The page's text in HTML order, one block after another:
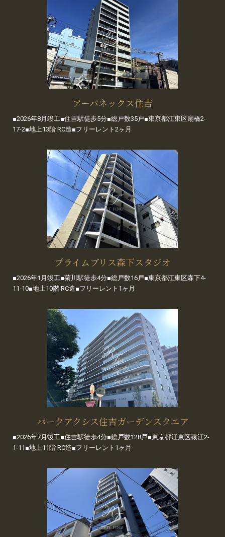
アーバネックス住吉
■2026年8月竣工■住吉駅徒歩5分■総戸数35戸■東京都江東区扇橋2-
17-2■地上13階 RC造■フリーレント2ヶ月
プライムブリス森下スタジオ
■2026年1月竣工■菊川駅徒歩4分■総戸数16戸■東京都江東区森下4-
11-10■地上10階 RC造■フリーレント1ヶ月
パークアクシス住吉ガーデンスクエア
■2026年7月竣工■住吉駅徒歩4分■総戸数128戸■東京都江東区猿江2-
1-11■地上11階 RC造■フリーレント1ヶ月